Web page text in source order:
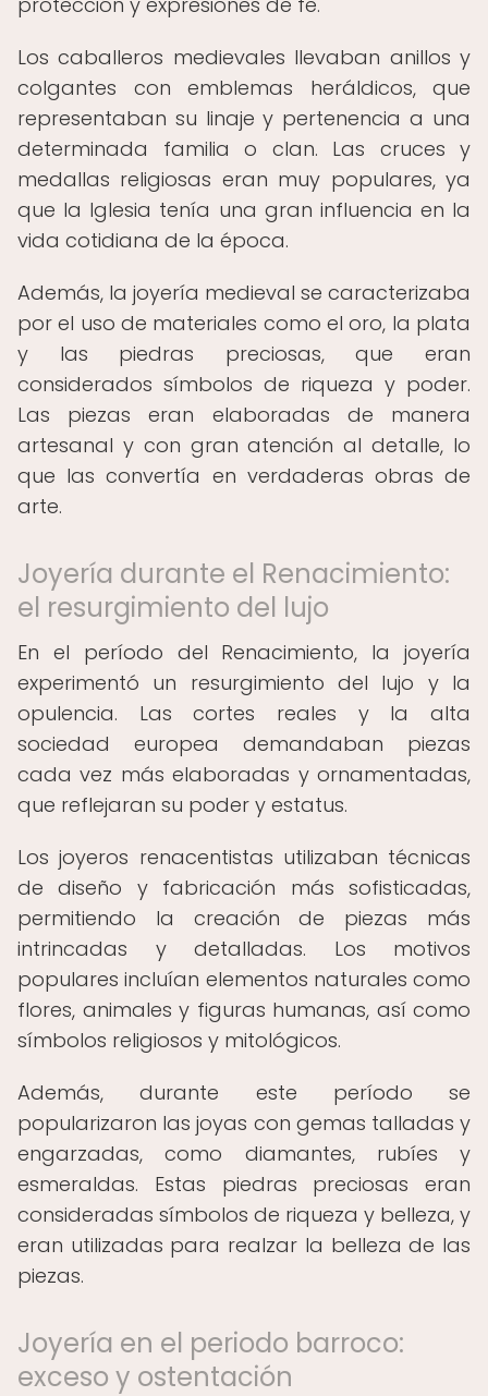
Los caballeros medievales llevaban anillos y
colgantes con emblemas heráldicos, que
representaban su linaje y pertenencia a una
determinada familia o clan. Las cruces y
medallas religiosas eran muy populares, ya
que la Iglesia tenía una gran influencia en la
vida cotidiana de la época.
Además, la joyería medieval se caracterizaba
por el uso de materiales como el oro, la plata
y las piedras preciosas, que eran
considerados símbolos de riqueza y poder.
Las piezas eran elaboradas de manera
artesanal y con gran atención al detalle, lo
que las convertía en verdaderas obras de
arte.
Joyería durante el Renacimiento:
el resurgimiento del lujo
En el período del Renacimiento, la joyería
experimentó un resurgimiento del lujo y la
opulencia. Las cortes reales y la alta
sociedad europea demandaban piezas
cada vez más elaboradas y ornamentadas,
que reflejaran su poder y estatus.
Los joyeros renacentistas utilizaban técnicas
de diseño y fabricación más sofisticadas,
permitiendo la creación de piezas más
intrincadas y detalladas. Los motivos
populares incluían elementos naturales como
flores, animales y figuras humanas, así como
símbolos religiosos y mitológicos.
Además, durante este período se
popularizaron las joyas con gemas talladas y
engarzadas, como diamantes, rubíes y
esmeraldas. Estas piedras preciosas eran
consideradas símbolos de riqueza y belleza, y
eran utilizadas para realzar la belleza de las
piezas.
Joyería en el periodo barroco:
exceso y ostentación